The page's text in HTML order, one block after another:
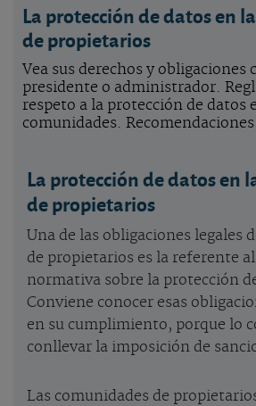
La protección de datos en
de propietarios
Vea sus derechos y obligaciones
presidente o administrador.
respeto a la protección de datos
comunidades. Recomendaciones
La protección de datos en
de propietarios
Una de las obligaciones legales
de propietarios es la referente
normativa sobre la protección
Conviene conocer esas
en su cumplimiento, porque lo
conllevar la imposición de
Las comunidades de